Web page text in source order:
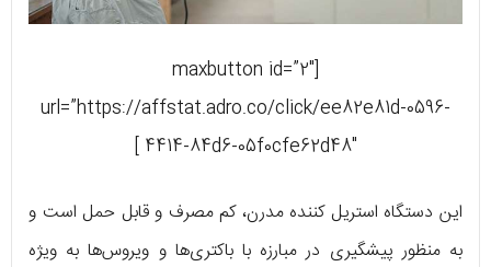
[maxbutton id=”2″
url=”https://affstat.adro.co/click/ee82e81d-0596-
4414-84d6-05f0cfe62d48″ ]
این دستگاه استریل کننده مدرن، کم مصرف و قابل حمل است و
به منظور پیشگیری در مبارزه با باکتری‌ها و ویروس‌ها به ویژه